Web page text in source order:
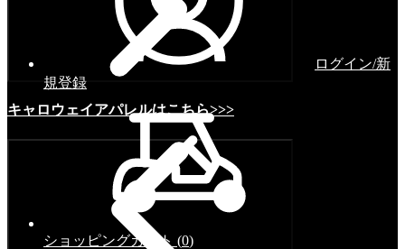
キャロウェイアパレルはこちら>>>
ログイン/新
規登録
ショッピングカート (0)